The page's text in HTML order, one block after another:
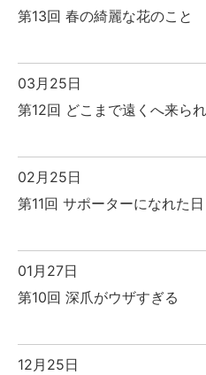
第13回 春の綺麗な花のこと
03月25日
第12回 どこまで遠くへ来ら
02月25日
第11回 サポーターになれた日
01月27日
第10回 深爪がウザすぎる
12月25日